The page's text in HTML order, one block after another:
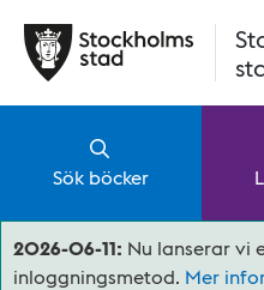
Sök böcker
2026-06-11: Nu lanserar vi
inloggningsmetod. Mer